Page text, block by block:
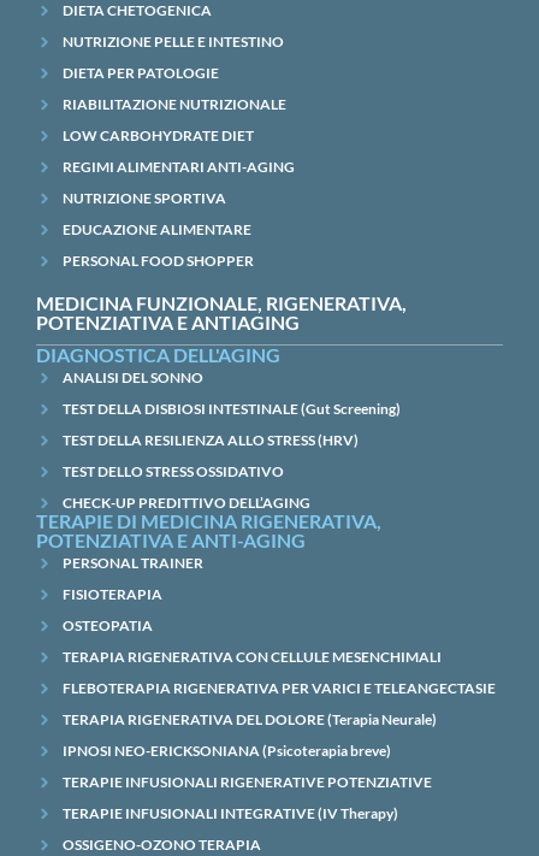
DIETA CHETOGENICA
NUTRIZIONE PELLE E INTESTINO
DIETA PER PATOLOGIE
RIABILITAZIONE NUTRIZIONALE
LOW CARBOHYDRATE DIET
REGIMI ALIMENTARI ANTI-AGING
NUTRIZIONE SPORTIVA
EDUCAZIONE ALIMENTARE
PERSONAL FOOD SHOPPER
MEDICINA FUNZIONALE, RIGENERATIVA,
POTENZIATIVA E ANTIAGING
DIAGNOSTICA DELL'AGING
ANALISI DEL SONNO
TEST DELLA DISBIOSI INTESTINALE (Gut Screening)
TEST DELLA RESILIENZA ALLO STRESS (HRV)
TEST DELLO STRESS OSSIDATIVO
CHECK-UP PREDITTIVO DELL’AGING
TERAPIE DI MEDICINA RIGENERATIVA,
POTENZIATIVA E ANTI-AGING
PERSONAL TRAINER
FISIOTERAPIA
OSTEOPATIA
TERAPIA RIGENERATIVA CON CELLULE MESENCHIMALI
FLEBOTERAPIA RIGENERATIVA PER VARICI E TELEANGECTASIE
TERAPIA RIGENERATIVA DEL DOLORE (Terapia Neurale)
IPNOSI NEO-ERICKSONIANA (Psicoterapia breve)
TERAPIE INFUSIONALI RIGENERATIVE POTENZIATIVE
TERAPIE INFUSIONALI INTEGRATIVE (IV Therapy)
OSSIGENO-OZONO TERAPIA